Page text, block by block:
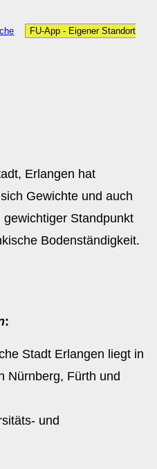
FU-App - Eigener Standort
Erlangen hat
Gewichte und auch
Standpunkt
Bodenständigkeit.
:
Stadt Erlangen liegt in
Nürnberg, Fürth und
und